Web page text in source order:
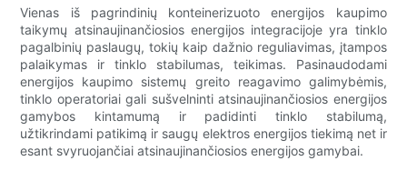
Vienas iš pagrindinių konteinerizuoto energijos kaupimo
taikymų atsinaujinančiosios energijos integracijoje yra tinklo
pagalbinių paslaugų, tokių kaip dažnio reguliavimas, įtampos
palaikymas ir tinklo stabilumas, teikimas. Pasinaudodami
energijos kaupimo sistemų greito reagavimo galimybėmis,
tinklo operatoriai gali sušvelninti atsinaujinančiosios energijos
gamybos kintamumą ir padidinti tinklo stabilumą,
užtikrindami patikimą ir saugų elektros energijos tiekimą net ir
esant svyruojančiai atsinaujinančiosios energijos gamybai.